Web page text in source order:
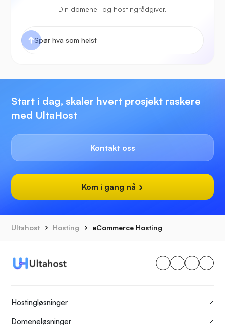
Din domene- og hostingrådgiver.
Start i dag, skaler hvert prosjekt raskere
med UltaHost
Kontakt oss
Kom i gang nå
Ultahost Hosting eCommerce Hosting
Hostingløsninger
Domeneløsninger